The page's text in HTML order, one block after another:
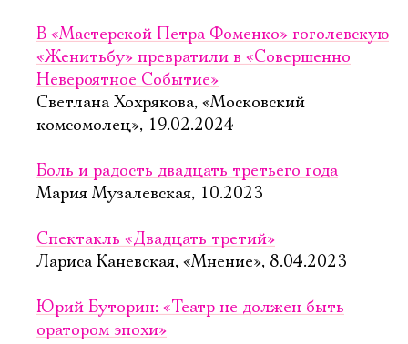
В «Мастерской Петра Фоменко» гоголевскую
«Женитьбу» превратили в «Совершенно
Невероятное Событие»
Светлана Хохрякова, «Московский
комсомолец», 19.02.2024
Боль и радость двадцать третьего года
Мария Музалевская, 10.2023
Спектакль «Двадцать третий»
Лариса Каневская, «Мнение», 8.04.2023
Юрий Буторин: «Театр не должен быть
оратором эпохи»